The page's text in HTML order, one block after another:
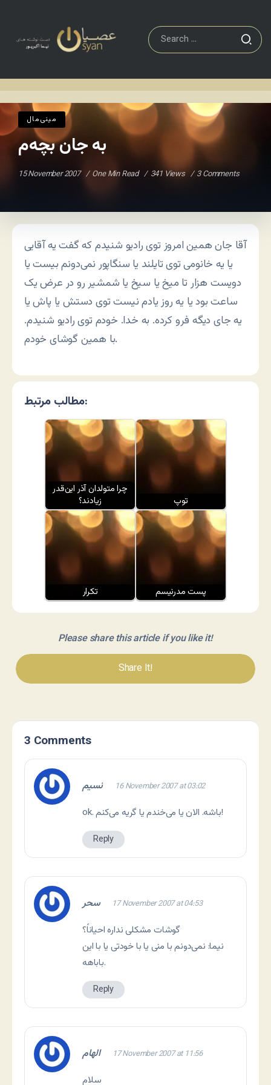
مينی‌مال
به جان بچه‌م
15 November 2007 One Min Read 341 Views 3 Comments
آقا جان همین امروز توی رادیو شنیدم که گفت یه آقایی
یا یه خانومی توی تایلند یا سنگاپور نمی‌دونم بیست یا
دویست هزار تا میخ یا سیخ یا شمشیر رو در عرض یک
ساعت بود یا یه روز یادم نیست توی دستش یا پاش یا
یه جای دیگه فرو کرده. به خدا. خودم توی رادیو شنیدم.
با همین گوشای خودم.
مطالب مرتبط:
چرا متولدان آذر این‌قدر
زیادند؟
توپ
تکرار پست مدرنیسم
Please share this article if you like it!
Share It!
3 Comments
نسیم 16 November 2007 at 03:02
ok. باشه. الان یا می‌خندم یا گریه می‌کنم!
Reply
سحر 17 November 2007 at 04:53
گوشات مشکلی نداره احیاناً؟
نیما: نمی‌دونم با منی یا با خودتی یا با این
باباهه.
Reply
الهام 17 November 2007 at 11:56
سلام